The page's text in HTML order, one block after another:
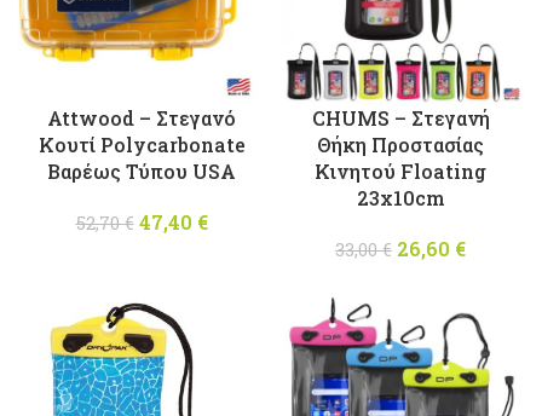
Attwood – Στεγανό
Κουτί Polycarbonate
Βαρέως Τύπου USA
52,70€
Original
47,40 €
CHUMS – Στεγανή
Θήκη Προστασίας
Κινητού Floating
23x10cm
33,00€
Original
26,60 €
26,60